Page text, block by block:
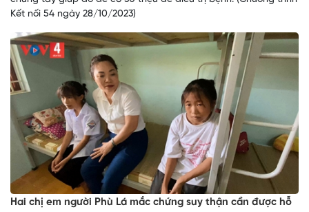
Kết nối 54 ngày 28/10/2023)
Hai chị em người Phù Lá mắc chứng suy thận cần được hỗ